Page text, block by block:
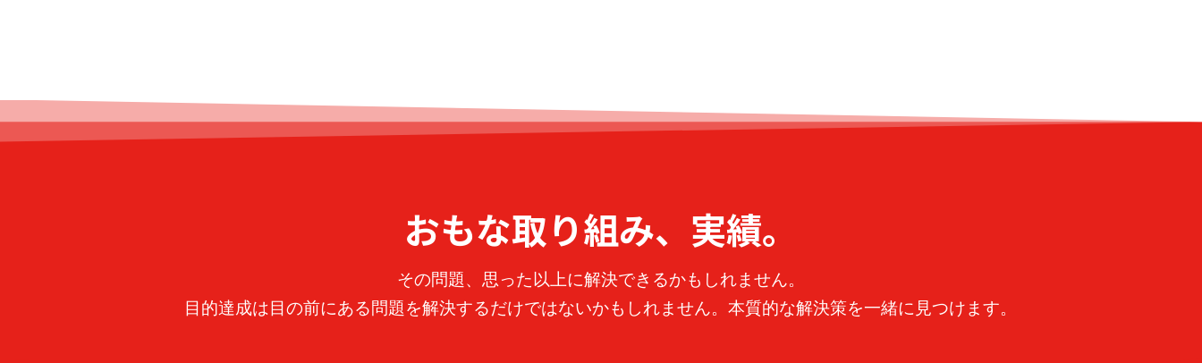
おもな取り組み、実績。
その問題、思った以上に解決できるかもしれません。
目的達成は目の前にある問題を解決するだけではないかもしれません。本質的な解決策を一緒に見つけます。